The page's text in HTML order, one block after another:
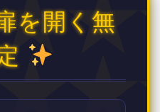
を開く無